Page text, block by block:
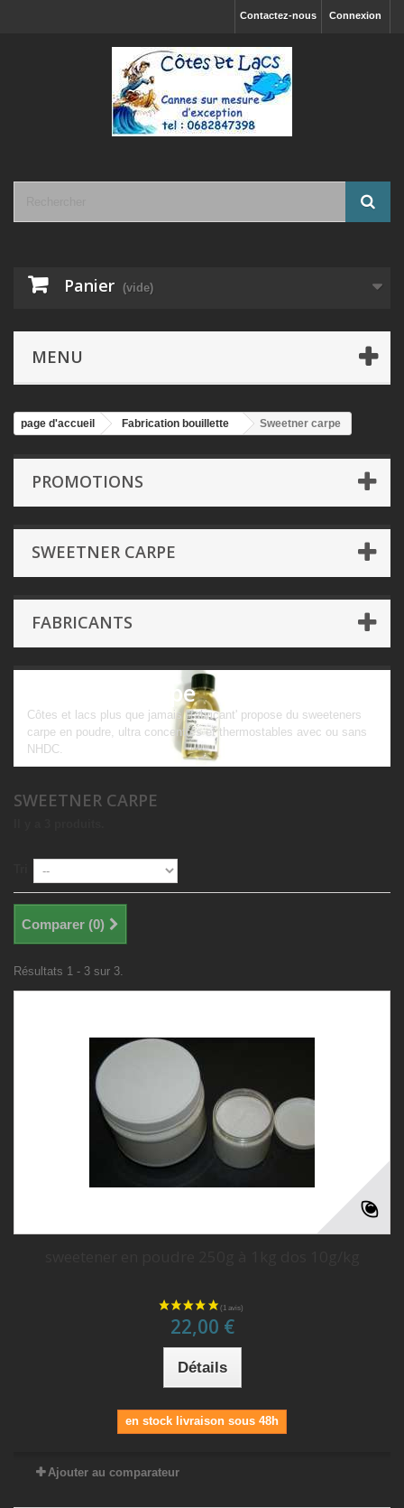
Connexion
Contactez-nous
Panier (vide)
MENU
page d'accueil Fabrication bouillette Sweetner carpe
PROMOTIONS
SWEETNER CARPE
FABRICANTS
Sweetner carpe
Côtes et lacs plus que jamais "fabricant' propose du sweeteners
carpe en poudre, ultra concentrés et thermostables avec ou sans
NHDC.
SWEETNER CARPE
Comparer (0)
Résultats 1 - 3 sur 3.
22,00 €
Détails
en stock livraison sous 48h
Ajouter au comparateur